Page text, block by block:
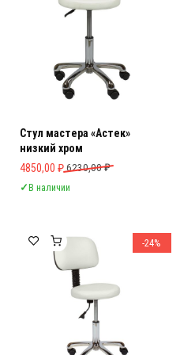
Стул мастера «Астек»
низкий хром
6230,00₽
Первоначальная цена
4850,00 ₽
Текущая цена: 4850,00 ₽.
✓В наличии
-24%